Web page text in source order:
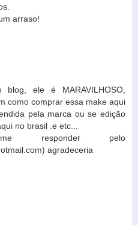
arraso!
ele é MARAVILHOSO,
como comprar essa make aqui
pela marca ou se edição
no brasil .e etc...
responder pelo
agradeceria